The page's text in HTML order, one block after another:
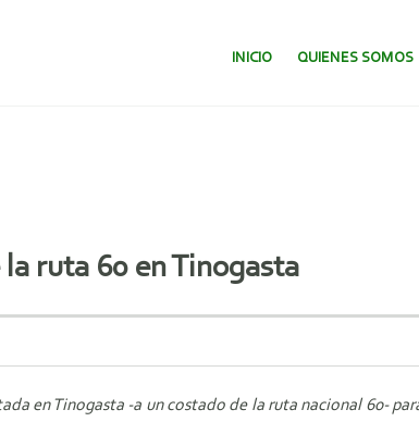
SALTAR AL CONTENIDO.
INICIO QUIENES SOMOS
ruta 60 en Tinogasta
en Tinogasta -a un costado de la ruta nacional 60-